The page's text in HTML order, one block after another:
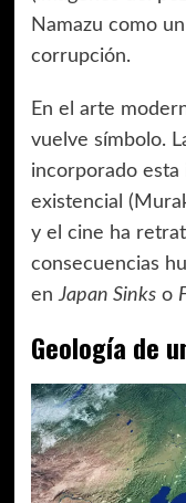
Namazu como
corrupción.
En el arte
vuelve símbolo.
incorporado esta
existencial
y el cine ha
consecuencias
enJapan Sinkso
Geología de